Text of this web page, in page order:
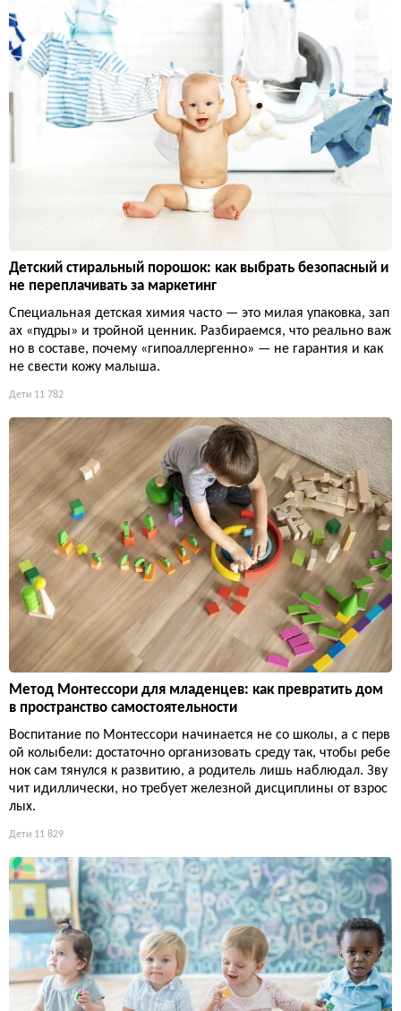
Детский стиральный порошок: как выбрать безопасный и
не переплачивать за маркетинг
Специальная детская химия часто — это милая упаковка, зап
ах «пудры» и тройной ценник. Разбираемся, что реально важ
но в составе, почему «гипоаллергенно» — не гарантия и как
не свести кожу малыша.
Дети 11 782
Метод Монтессори для младенцев: как превратить дом
в пространство самостоятельности
Воспитание по Монтессори начинается не со школы, а с перв
ой колыбели: достаточно организовать среду так, чтобы ребе
нок сам тянулся к развитию, а родитель лишь наблюдал. Зву
чит идиллически, но требует железной дисциплины от взрос
лых.
Дети 11 829